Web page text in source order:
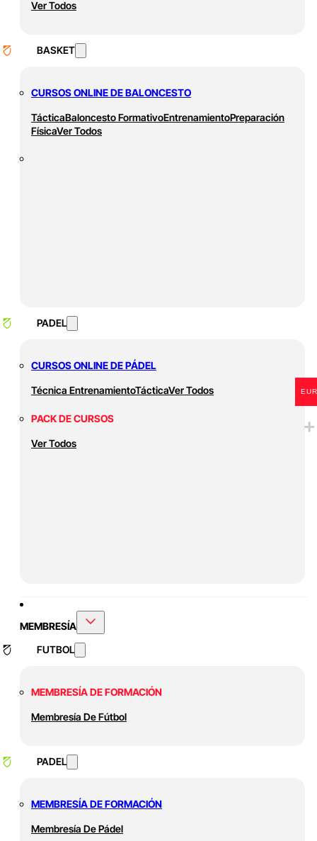
Ver Todos
BASKET
CURSOS ONLINE DE BALONCESTO
TácticaBaloncesto FormativoEntrenamientoPreparación
FísicaVer Todos
PADEL
CURSOS ONLINE DE PÁDEL
Técnica EntrenamientoTácticaVer Todos
PACK DE CURSOS
Ver Todos
MEMBRESÍA
FUTBOL
MEMBRESÍA DE FORMACIÓN
Membresía De Fútbol
PADEL
MEMBRESÍA DE FORMACIÓN
Membresía De Pádel
EUR